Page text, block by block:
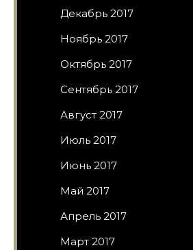
Декабрь 2017
Ноябрь 2017
Октябрь 2017
Сентябрь 2017
Август 2017
Июль 2017
Июнь 2017
Май 2017
Апрель 2017
Март 2017